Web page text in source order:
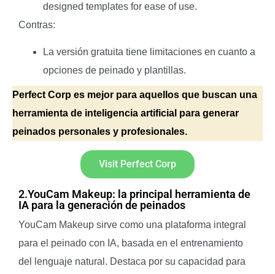
designed templates for ease of use.
Contras:
La versión gratuita tiene limitaciones en cuanto a
opciones de peinado y plantillas.
Perfect Corp es mejor para aquellos que buscan una
herramienta de inteligencia artificial para generar
peinados personales y profesionales.
Visit Perfect Corp
2.YouCam Makeup: la principal herramienta de
IA para la generación de peinados
YouCam Makeup sirve como una plataforma integral
para el peinado con IA, basada en el entrenamiento
del lenguaje natural. Destaca por su capacidad para